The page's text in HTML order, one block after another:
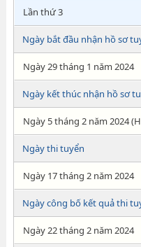
Lần thứ 3
Ngày bắt đầu nhận hồ sơ
Ngày 29 tháng 1 năm 2024
Ngày kết thúc nhận hồ sơ
Ngày 5 tháng 2 năm 2024
Ngày thi tuyển
Ngày 17 tháng 2 năm 2024
Ngày công bố kết quả thi
Ngày 22 tháng 2 năm 2024